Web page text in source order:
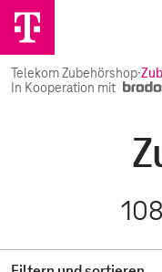
Telekom Zubehörshop·
In Kooperation mit